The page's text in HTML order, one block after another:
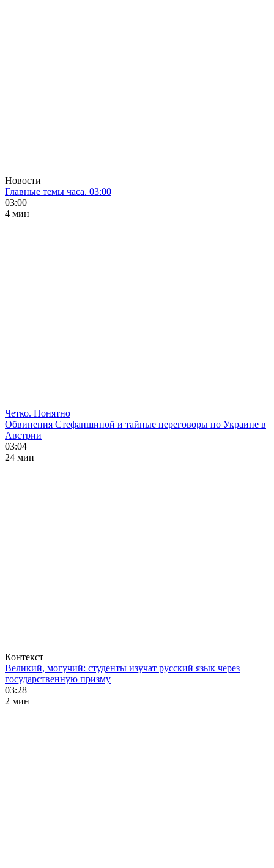
Новости
Главные темы часа. 03:00
03:00
4 мин
Четко. Понятно
Обвинения Стефаншиной и тайные переговоры по Украине в
Австрии
03:04
24 мин
Контекст
Великий, могучий: студенты изучат русский язык через
государственную призму
03:28
2 мин